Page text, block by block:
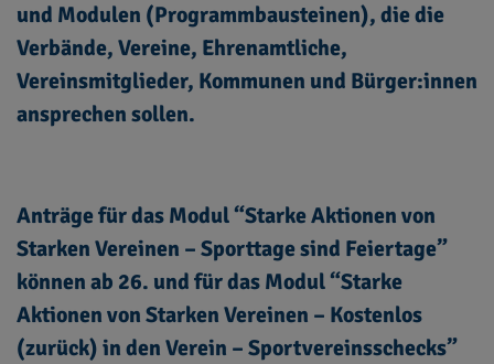
und Modulen (Programmbausteinen), die die
Verbände, Vereine, Ehrenamtliche,
Vereinsmitglieder, Kommunen und Bürger:innen
ansprechen sollen.
Anträge für das Modul “Starke Aktionen von
Starken Vereinen – Sporttage sind Feiertage”
können ab 26. und für das Modul “Starke
Aktionen von Starken Vereinen – Kostenlos
(zurück) in den Verein – Sportvereinsschecks”